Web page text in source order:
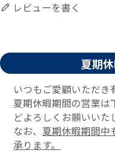
レビューを書く
夏期
いつもご愛顧いただき
夏期休暇期間の営業は
どよろしくお願いいた
なお、 夏期休暇期間中
承ります。